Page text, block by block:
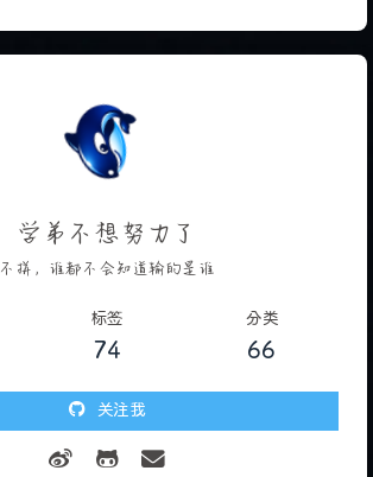
学弟不想努力了
不拼，谁都不会知道输的是谁
标签
74
分类
66
关注我